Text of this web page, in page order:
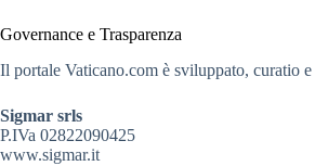
Governance e Trasparenza
Il portale Vaticano.com è sviluppato, curatio e
Sigmar srls
P.IVa 02822090425
www.sigmar.it